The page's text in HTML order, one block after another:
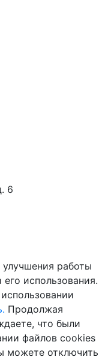
6
работы
использования.
Продолжая
что были
файлов cookies
можете отключить